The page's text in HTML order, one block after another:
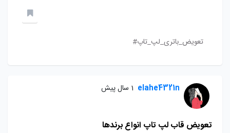
تعویض_باتری_لپ_تاپ#
elahe4321n 1 سال پیش
تعویض قاب لپ تاپ انواع برندها